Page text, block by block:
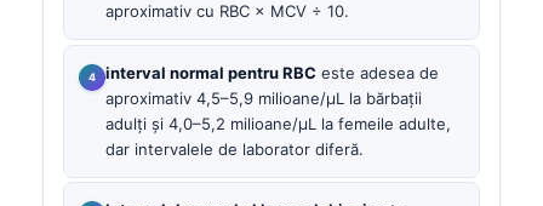
aproximativ cu RBC × MCV ÷ 10.
interval normal pentru RBC este adesea de
aproximativ 4,5–5,9 milioane/µL la bărbații
adulți și 4,0–5,2 milioane/µL la femeile adulte,
dar intervalele de laborator diferă.